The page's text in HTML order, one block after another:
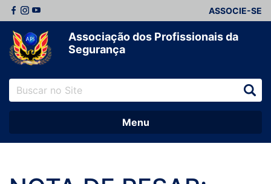
ASSOCIE-SE
Associação dos Profissionais da
Segurança
Menu